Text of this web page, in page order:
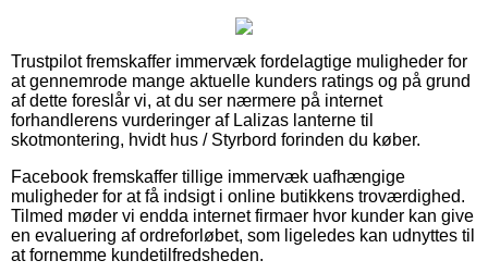
Trustpilot fremskaffer immervæk fordelagtige muligheder for
at gennemrode mange aktuelle kunders ratings og på grund
af dette foreslår vi, at du ser nærmere på internet
forhandlerens vurderinger af Lalizas lanterne til
skotmontering, hvidt hus / Styrbord forinden du køber.
Facebook fremskaffer tillige immervæk uafhængige
muligheder for at få indsigt i online butikkens troværdighed.
Tilmed møder vi endda internet firmaer hvor kunder kan give
en evaluering af ordreforløbet, som ligeledes kan udnyttes til
at fornemme kundetilfredsheden.